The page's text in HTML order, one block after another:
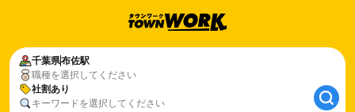
千葉県布佐駅
職種を選択してください
社割あり
キーワードを選択してください